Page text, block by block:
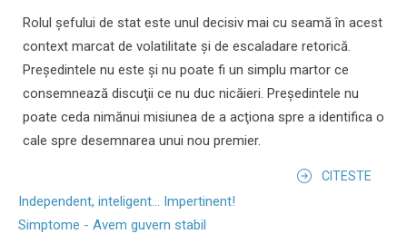
Rolul şefului de stat este unul decisiv mai cu seamă în acest
context marcat de volatilitate şi de escaladare retorică.
Preşedintele nu este şi nu poate fi un simplu martor ce
consemnează discuţii ce nu duc nicăieri. Preşedintele nu
poate ceda nimănui misiunea de a acţiona spre a identifica o
cale spre desemnarea unui nou premier.
CITESTE
Independent, inteligent... Impertinent!
Simptome - Avem guvern stabil